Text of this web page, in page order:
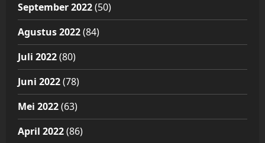
September 2022(50)
Agustus 2022(84)
Juli 2022(80)
Juni 2022(78)
Mei 2022(63)
April 2022(86)